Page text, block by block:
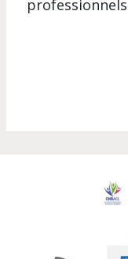
professionnels